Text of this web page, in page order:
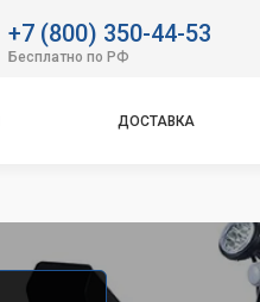
+7 (800) 350-44-53
Бесплатно по РФ
ДОСТАВКА